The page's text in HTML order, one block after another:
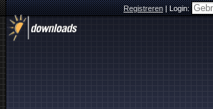
Registreren|Login: